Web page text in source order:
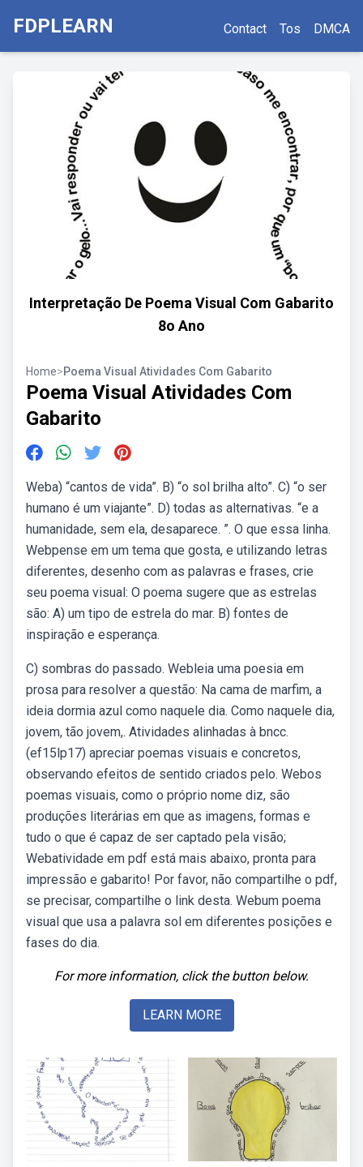
FDPLEARN Contact Tos DMCA
Interpretação De Poema Visual Com Gabarito
8o Ano
Home>Poema Visual Atividades Com Gabarito
Poema Visual Atividades Com
Gabarito
Weba) “cantos de vida”. B) “o sol brilha alto”. C) “o ser
humano é um viajante”. D) todas as alternativas. “e a
humanidade, sem ela, desaparece. ”. O que essa linha.
Webpense em um tema que gosta, e utilizando letras
diferentes, desenho com as palavras e frases, crie
seu poema visual: O poema sugere que as estrelas
são: A) um tipo de estrela do mar. B) fontes de
inspiração e esperança.
C) sombras do passado. Webleia uma poesia em
prosa para resolver a questão: Na cama de marfim, a
ideia dormia azul como naquele dia. Como naquele dia,
jovem, tão jovem,. Atividades alinhadas à bncc.
(ef15lp17) apreciar poemas visuais e concretos,
observando efeitos de sentido criados pelo. Webos
poemas visuais, como o próprio nome diz, são
produções literárias em que as imagens, formas e
tudo o que é capaz de ser captado pela visão;
Webatividade em pdf está mais abaixo, pronta para
impressão e gabarito! Por favor, não compartilhe o pdf,
se precisar, compartilhe o link desta. Webum poema
visual que usa a palavra sol em diferentes posições e
fases do dia.
For more information, click the button below.
LEARN MORE